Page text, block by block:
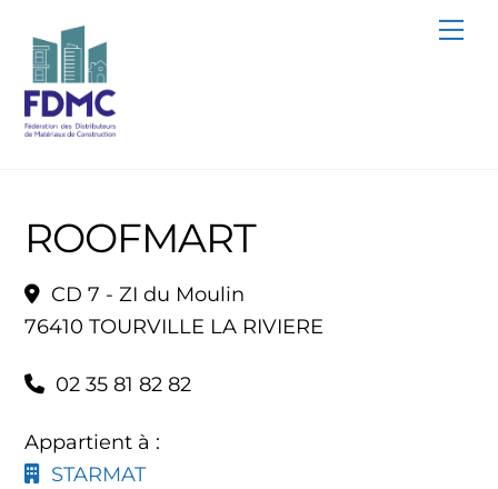
content
ROOFMART
CD 7 - ZI du Moulin
76410 TOURVILLE LA RIVIERE
02 35 81 82 82
Appartient à :
STARMAT